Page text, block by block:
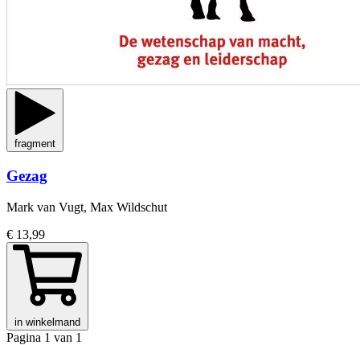
fragment
Gezag
Mark van Vugt, Max Wildschut
€ 13,99
in winkelmand
Pagina 1 van 1